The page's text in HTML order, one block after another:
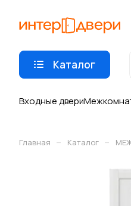
Каталог
Входные двери
Главная – Каталог –